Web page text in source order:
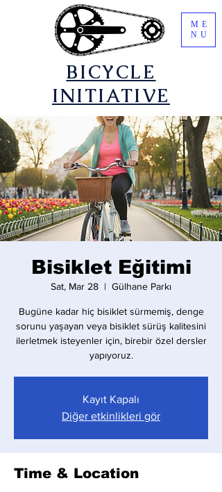
​BICYCLE
INITIATIVE
ME
NU
Bisiklet Eğitimi
Sat, Mar 28
  |
Gülhane Parkı
Bugüne kadar hiç bisiklet sürmemiş, denge
sorunu yaşayan veya bisiklet sürüş kalitesini
ilerletmek isteyenler için, birebir özel dersler
yapıyoruz.
Kayıt Kapalı
Diğer etkinlikleri gör
Time & Location